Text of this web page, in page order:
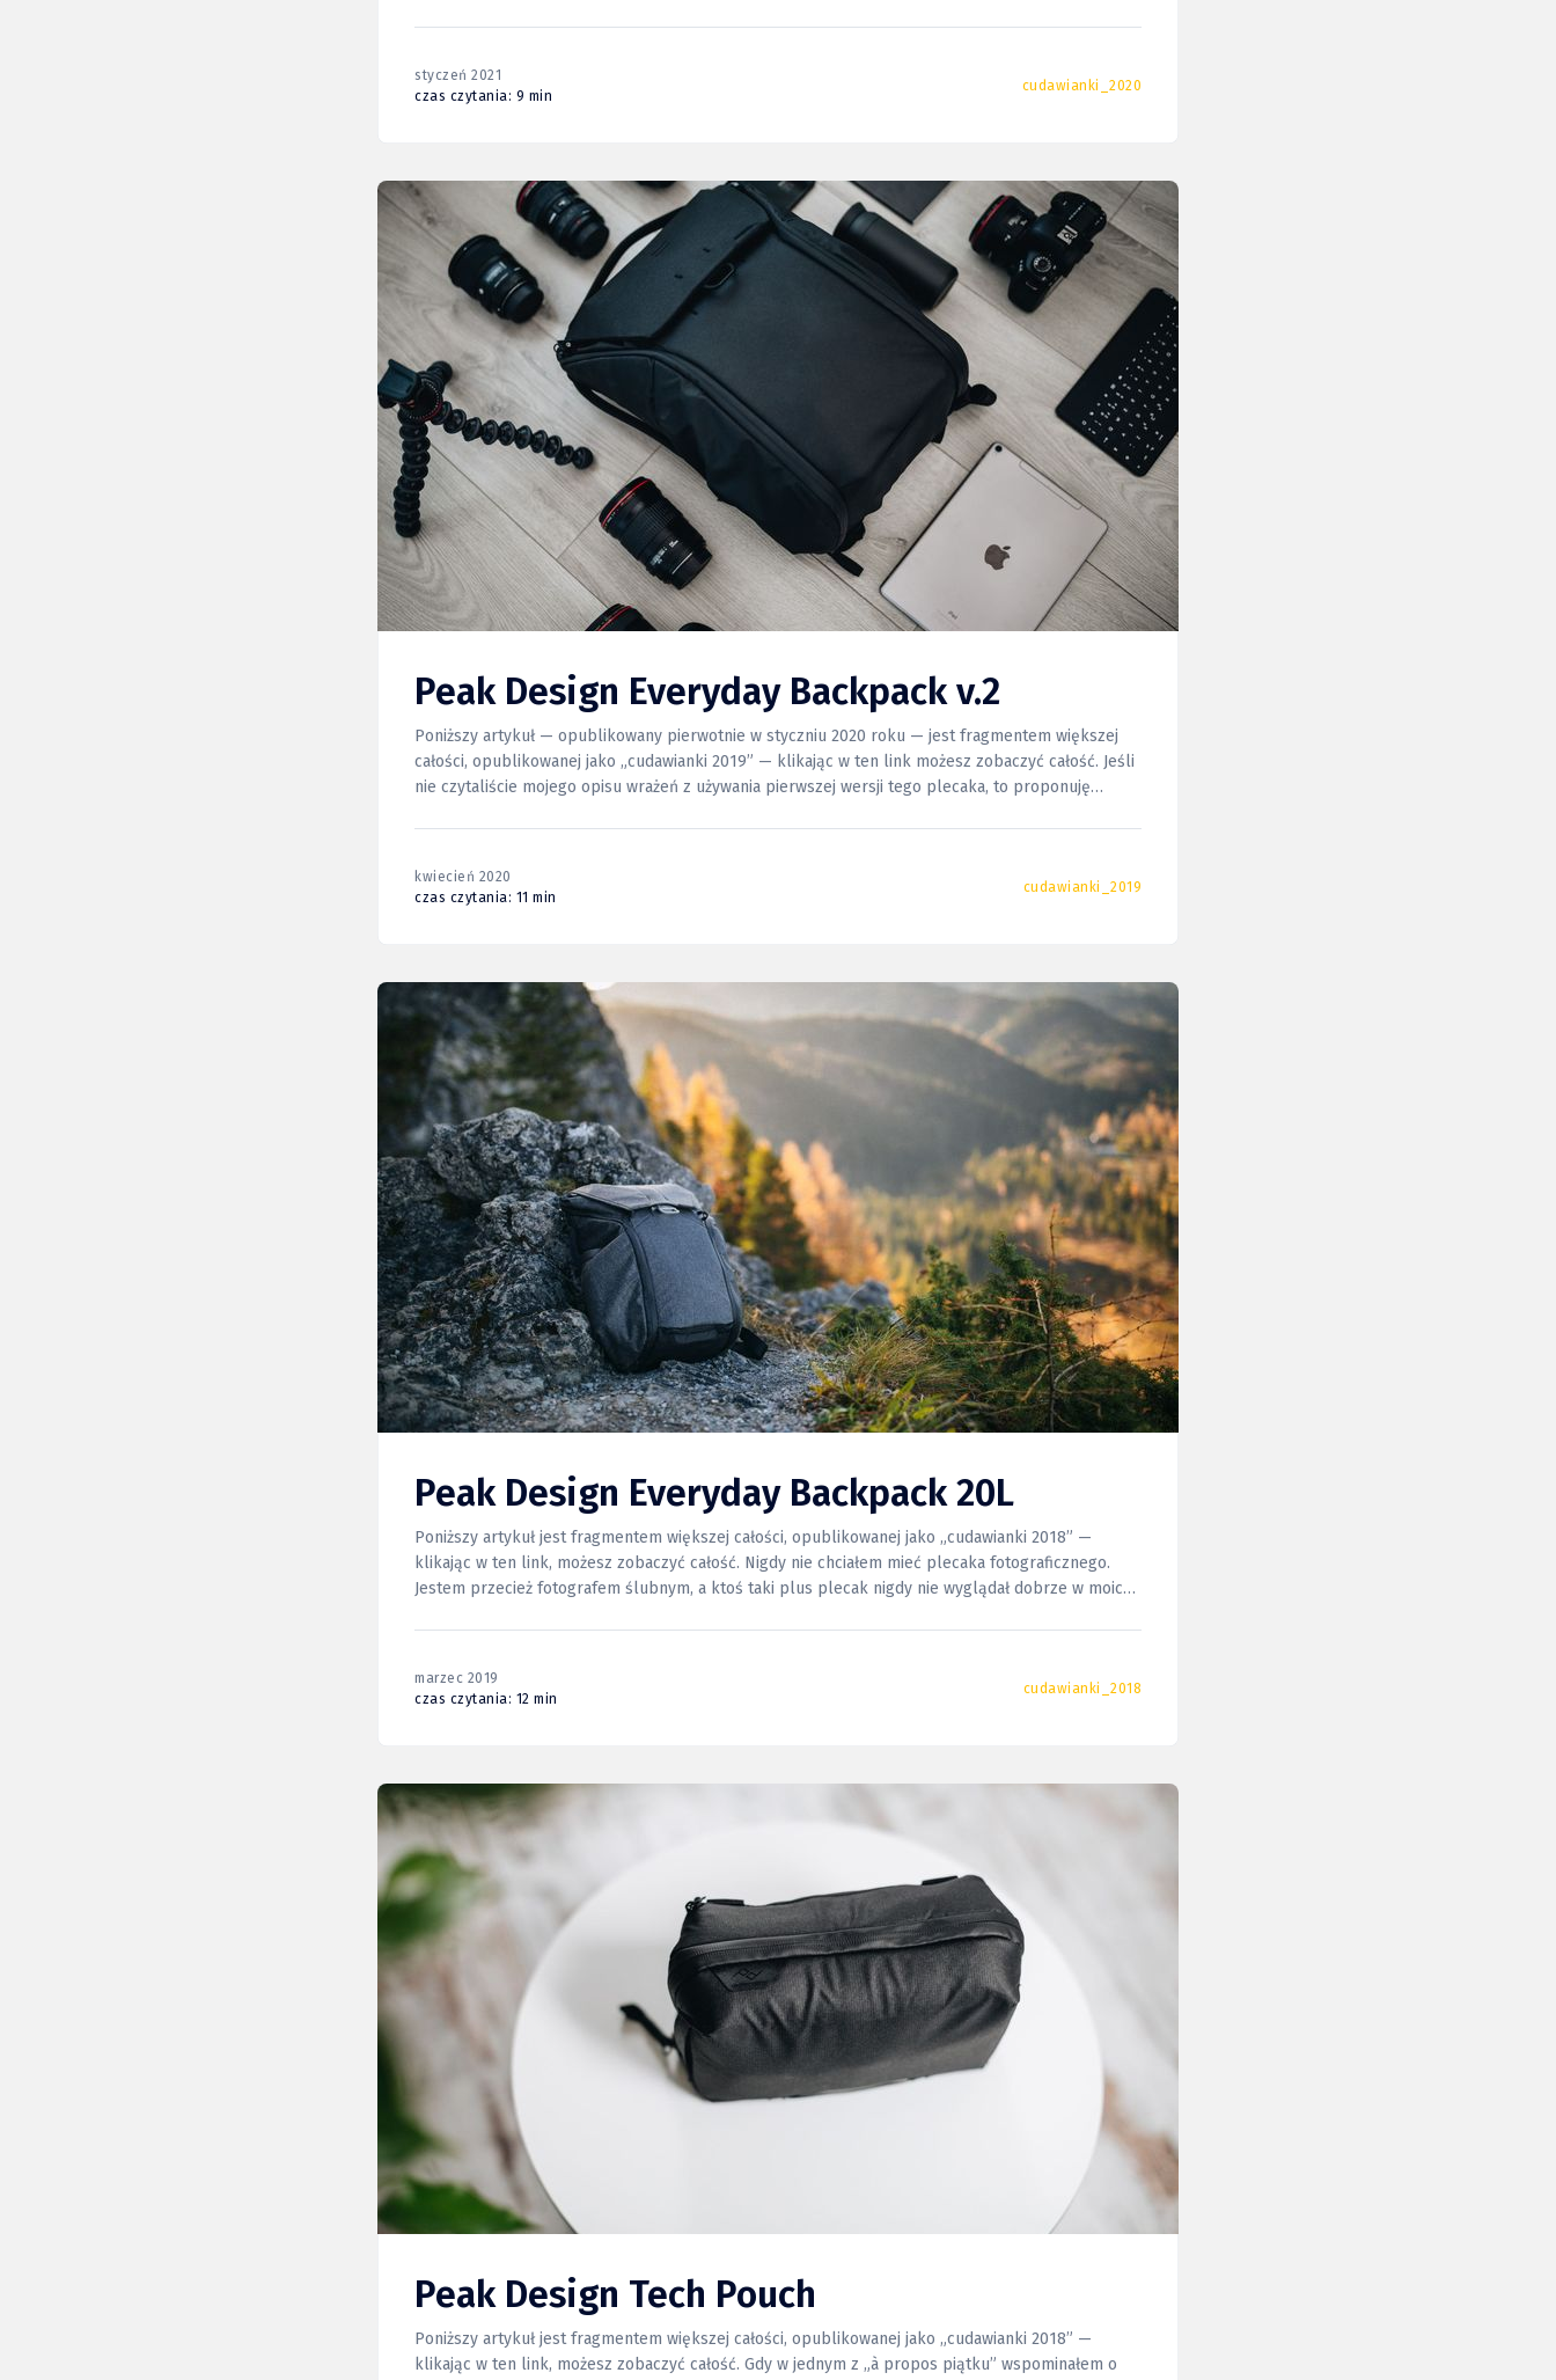
styczeń 2021
czas czytania: 9 min
cudawianki_2020
Peak Design Everyday Backpack v.2
Poniższy artykuł — opublikowany pierwotnie w styczniu 2020 roku — jest fragmentem większej
całości, opublikowanej jako „cudawianki 2019” — klikając w ten link możesz zobaczyć całość. Jeśli
nie czytaliście mojego opisu wrażeń z używania pierwszej wersji tego plecaka, to proponuję
kwiecień 2020
czas czytania: 11 min
cudawianki_2019
Peak Design Everyday Backpack 20L
Poniższy artykuł jest fragmentem większej całości, opublikowanej jako „cudawianki 2018” —
klikając w ten link, możesz zobaczyć całość. Nigdy nie chciałem mieć plecaka fotograficznego.
Jestem przecież fotografem ślubnym, a ktoś taki plus plecak nigdy nie wyglądał dobrze w moich
marzec 2019
czas czytania: 12 min
cudawianki_2018
Peak Design Tech Pouch
Poniższy artykuł jest fragmentem większej całości, opublikowanej jako „cudawianki 2018” —
klikając w ten link, możesz zobaczyć całość. Gdy w jednym z „à propos piątku” wspominałem o